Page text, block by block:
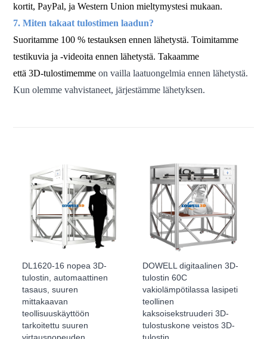
kortit, PayPal,ja Western Union mieltymystesi mukaan.
7. Miten takaat tulostimen laadun?
Suoritamme 100 % testauksen ennen lähetystä. Toimitamme
testikuvia ja -videoita ennen lähetystä. Takaamme
että 3D-tulostimemmeon vailla laatuongelmia ennen lähetystä.
Kun olemme vahvistaneet, järjestämme lähetyksen.
DL1620-16 nopea 3D-
tulostin, automaattinen
tasaus, suuren
mittakaavan
teollisuuskäyttöön
tarkoitettu suuren
DOWELL digitaalinen 3D-
tulostin 60C
vakiolämpötilassa lasipeti
teollinen
kaksoisekstruuderi 3D-
tulostuskone veistos 3D-